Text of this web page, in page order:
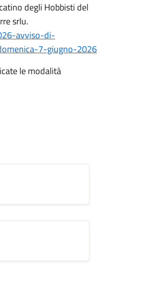
degli Hobbisti del
srlu.
avviso-di-
7-giugno-2026
le modalità